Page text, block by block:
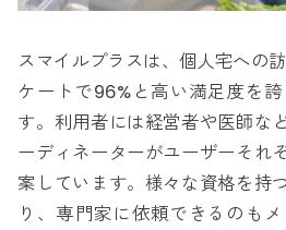
スマイルプラスは、個人宅への
ケートで96%と高い満足度を
す。利用者には経営者や医師な
ーディネーターがユーザーそれ
案しています。様々な資格を持
り、専門家に依頼できるのも